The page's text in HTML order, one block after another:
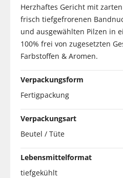
Herzhaftes Gericht mit
frisch tiefgefrorenen
und ausgewählten Pilzen in
100% frei von zugesetzten
Farbstoffen & Aromen.
Verpackungsform
Fertigpackung
Verpackungsart
Beutel / Tüte
Lebensmittelformat
tiefgekühlt